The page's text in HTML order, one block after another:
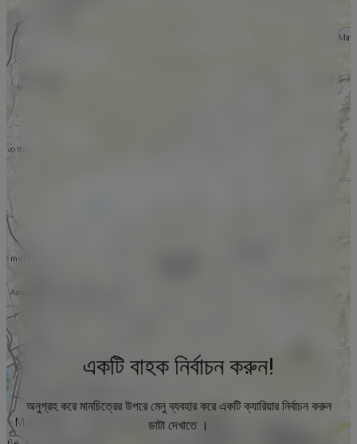
একটি বাহক নির্বাচন করুন!
অনুগ্রহ করে মানচিত্রের উপরে মেনু ব্যবহার করে একটি ক্যারিয়ার নির্বাচন করুন
ডাটা দেখাতে ।